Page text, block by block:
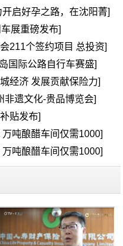
启好孕之路，在沈阳菁]
展重磅发布]
211个签约项目 总投资]
国际公路自行车赛盛]
经济 发展贡献保险力]
非遗文化-贵品博览会]
贴发布]
吨酿醋车间仅需1000]
吨酿醋车间仅需1000]